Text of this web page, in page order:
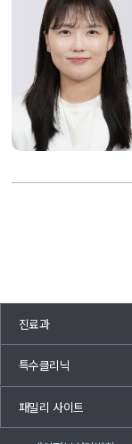
진료과
특수클리닉
패밀리 사이트